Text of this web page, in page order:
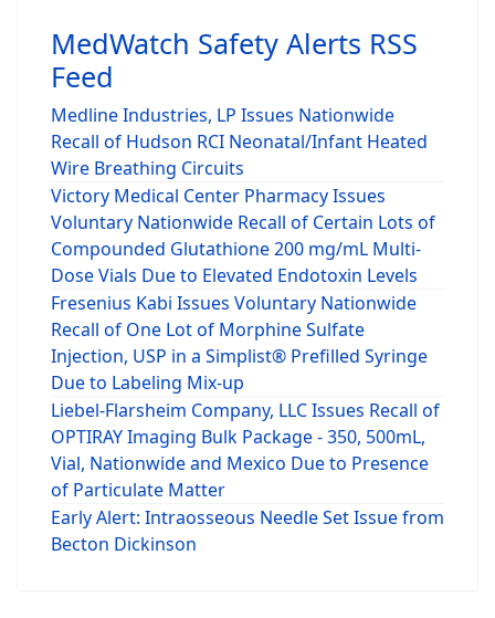
MedWatch Safety Alerts RSS
Feed
Medline Industries, LP Issues Nationwide
Recall of Hudson RCI Neonatal/Infant Heated
Wire Breathing Circuits
Victory Medical Center Pharmacy Issues
Voluntary Nationwide Recall of Certain Lots of
Compounded Glutathione 200 mg/mL Multi-
Dose Vials Due to Elevated Endotoxin Levels
Fresenius Kabi Issues Voluntary Nationwide
Recall of One Lot of Morphine Sulfate
Injection, USP in a Simplist® Prefilled Syringe
Due to Labeling Mix-up
Liebel-Flarsheim Company, LLC Issues Recall of
OPTIRAY Imaging Bulk Package - 350, 500mL,
Vial, Nationwide and Mexico Due to Presence
of Particulate Matter
Early Alert: Intraosseous Needle Set Issue from
Becton Dickinson